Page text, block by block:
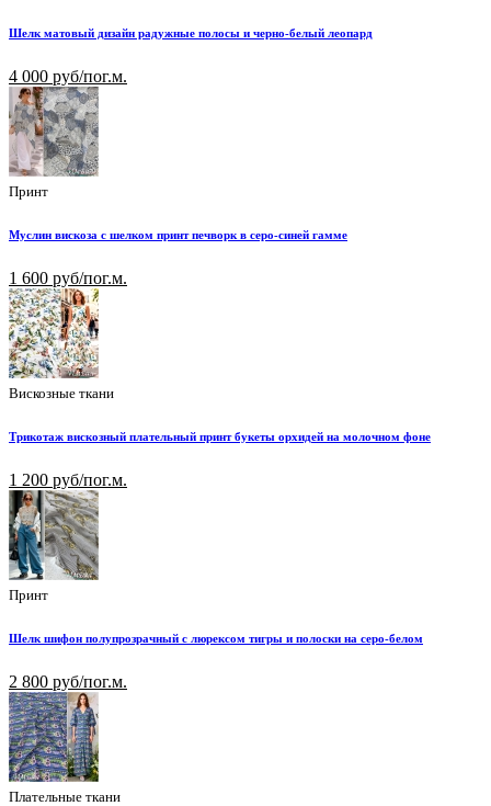
Шелк матовый дизайн радужные полосы и черно-белый леопард
4 000 руб/пог.м.
Принт
Муслин вискоза с шелком принт печворк в серо-синей гамме
1 600 руб/пог.м.
Вискозные ткани
Трикотаж вискозный плательный принт букеты орхидей на молочном фоне
1 200 руб/пог.м.
Принт
Шелк шифон полупрозрачный с люрексом тигры и полоски на серо-белом
2 800 руб/пог.м.
Плательные ткани